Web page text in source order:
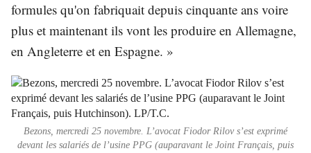
formules qu'on fabriquait depuis cinquante ans voire
plus et maintenant ils vont les produire en Allemagne,
en Angleterre et en Espagne. »
Bezons, mercredi 25 novembre. L’avocat Fiodor Rilov s’est exprimé
devant les salariés de l’usine PPG (auparavant le Joint Français, puis